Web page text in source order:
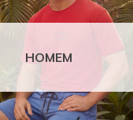
HOMEM